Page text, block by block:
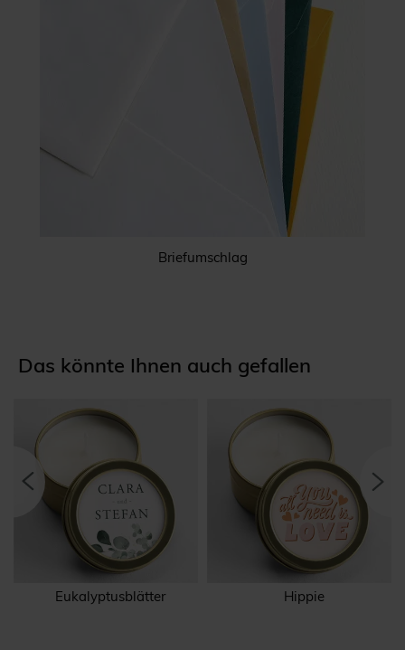
Briefumschlag
Das könnte Ihnen auch gefallen
Eukalyptusblätter Hippie